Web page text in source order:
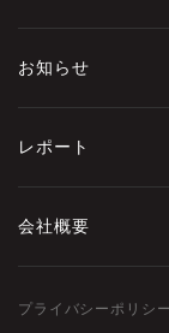
お知らせ
レポート
会社概要
プライバシーポリシー